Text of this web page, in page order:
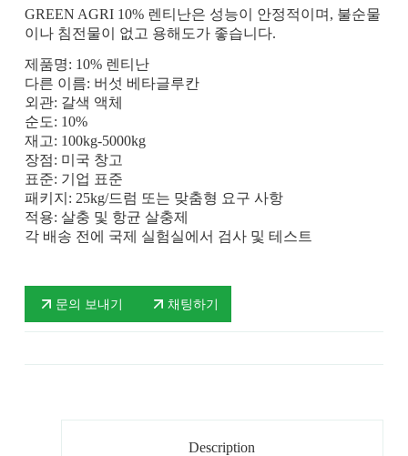
GREEN AGRI 10% 렌티난은 성능이 안정적이며, 불순물
이나 침전물이 없고 용해도가 좋습니다.
제품명: 10% 렌티난
다른 이름: 버섯 베타글루칸
외관: 갈색 액체
순도: 10%
재고: 100kg-5000kg
장점: 미국 창고
표준: 기업 표준
패키지: 25kg/드럼 또는 맞춤형 요구 사항
적용: 살충 및 항균 살충제
각 배송 전에 국제 실험실에서 검사 및 테스트
문의 보내기 채팅하기
Description